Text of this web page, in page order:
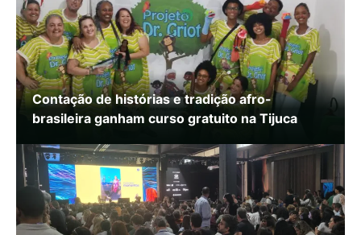
Contação de histórias e tradição afro-
brasileira ganham curso gratuito na Tijuca